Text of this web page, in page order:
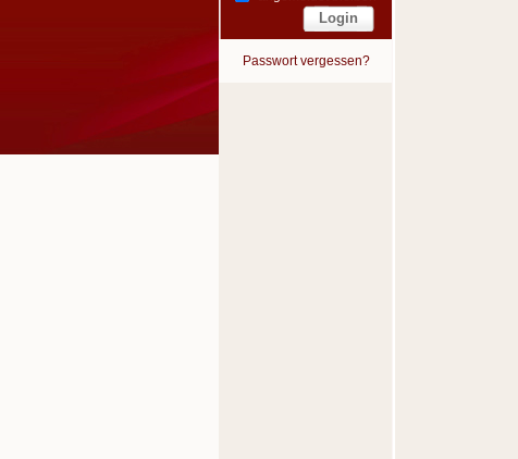
Passwort vergessen?